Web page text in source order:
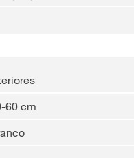
60 cm